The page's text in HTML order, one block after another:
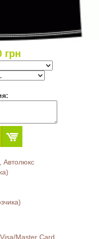
грн
Автолюкс
Master Card